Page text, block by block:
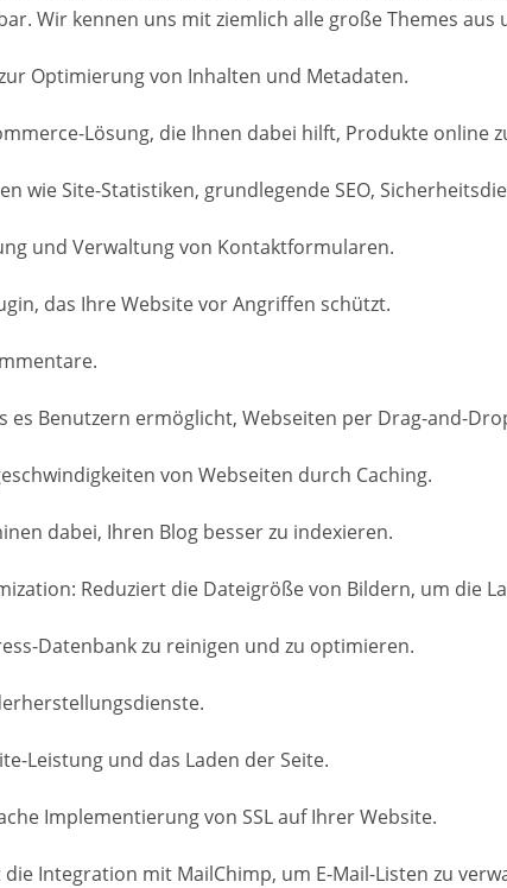
Wir kennen uns mit ziemlich alle große Themes aus
zur Optimierung von Inhalten und Metadaten.
Lösung, die Ihnen dabei hilft, Produkte online
wie Site-Statistiken, grundlegende SEO,
und Verwaltung von Kontaktformularen.
das Ihre Website vor Angriffen schützt.
es Benutzern ermöglicht, Webseiten per Drag-and-
von Webseiten durch Caching.
dabei, Ihren Blog besser zu indexieren.
Reduziert die Dateigröße von Bildern, um die
Datenbank zu reinigen und zu optimieren.
Leistung und das Laden der Seite.
Implementierung von SSL auf Ihrer Website.
Integration mit MailChimp, um E-Mail-Listen zu